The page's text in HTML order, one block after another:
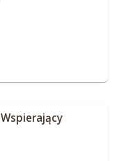
Wspierający